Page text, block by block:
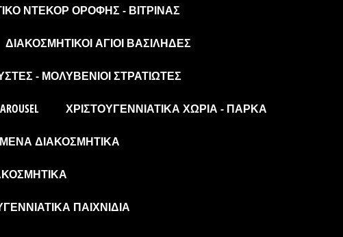
ΝΤΕΚΌΡ ΟΡΟΦΉΣ - ΒΙΤΡΊΝΑΣ
ΔΙΑΚΟΣΜΗΤΙΚΟΊ ΆΓΙΟΙ ΒΑΣΊΛΗΔΕΣ
- ΜΟΛΥΒΈΝΙΟΙ ΣΤΡΑΤΙΏΤΕΣ
ΧΡΙΣΤΟΥΓΕΝΝΙΆΤΙΚΑ ΧΩΡΙΆ - ΠΆΡΚΑ
ΔΙΑΚΟΣΜΗΤΙΚΆ
ΠΑΙΧΝΊΔΙΑ